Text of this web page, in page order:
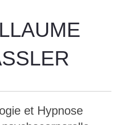
et Hypnose